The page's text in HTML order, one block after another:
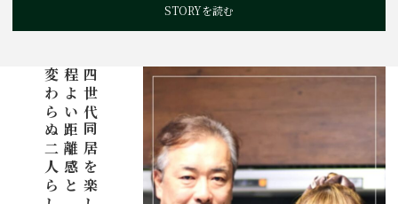
STORYを読む
程よい距離感と
変わらぬ二人らしさ。